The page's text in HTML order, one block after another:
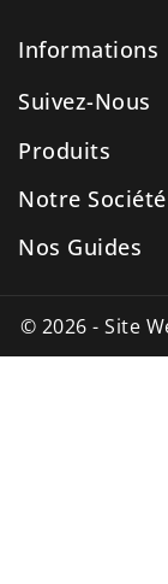
Informations
Suivez-Nous
Produits
Notre Société
Nos Guides
© 2026 - Site